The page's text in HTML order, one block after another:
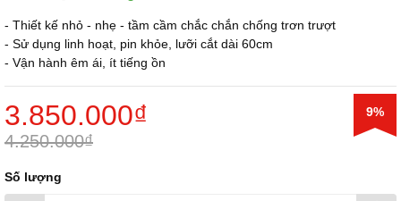
- Thiết kế nhỏ - nhẹ - tầm cầm chắc chắn chống trơn trượt
- Sử dụng linh hoạt, pin khỏe, lưỡi cắt dài 60cm
- Vận hành êm ái, ít tiếng ồn
3.850.000₫
4.250.000₫
9%
Số lượng